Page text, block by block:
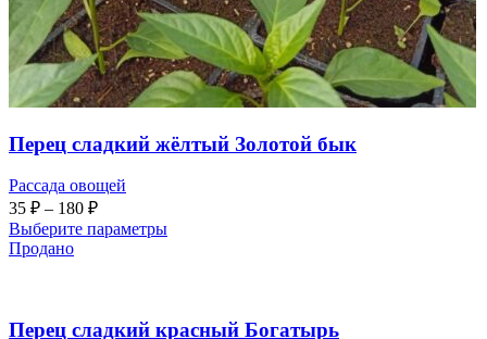
Перец сладкий жёлтый Золотой бык
Рассада овощей
35 ₽ – 180 ₽
Выберите параметры
Продано
Перец сладкий красный Богатырь